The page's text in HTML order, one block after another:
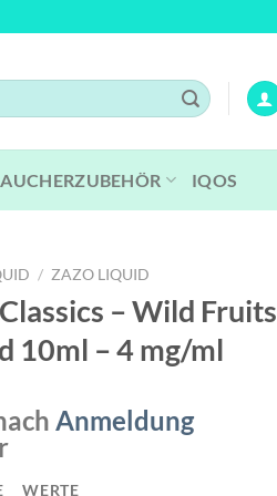
IQOS
/ ZAZO LIQUID
– Wild Fruits
10ml – 4 mg/ml
Anmeldung
WERTE